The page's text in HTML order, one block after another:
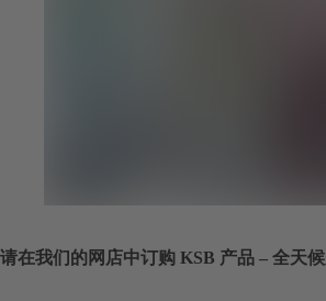
请在我们的网店中订购 KSB 产品 – 全天